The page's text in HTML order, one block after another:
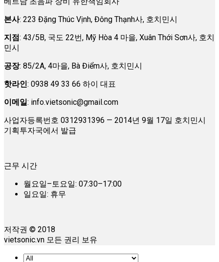
본사: 223 Đặng Thúc Vịnh, Đông Thạnh사, 호치민시
지점: 43/5B, 국도 22번, Mỹ Hòa 4 마을, Xuân Thới Sơn사, 호치
민시
공장: 85/2A, 4마을, Bà Điểm사, 호치민시
핫라인: 0938 49 33 66 하이 대표
이메일: info.vietsonic@gmail.com
사업자등록번호 0312931396 — 2014년 9월 17일 호치민시
기획투자국에서 발급
근무 시간
월요일–토요일: 07:30–17:00
일요일: 휴무
저작권 © 2018
vietsonic.vn 모든 권리 보유